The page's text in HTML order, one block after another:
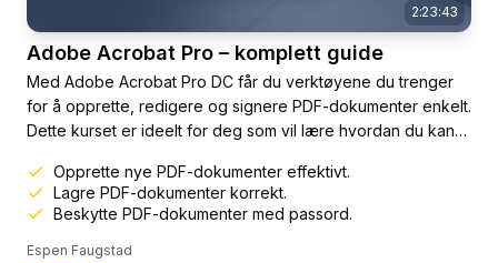
2:23:43
Adobe Acrobat Pro – komplett guide
Med Adobe Acrobat Pro DC får du verktøyene du trenger
for å opprette, redigere og signere PDF-dokumenter enkelt.
Dette kurset er ideelt for deg som vil lære hvordan du kan
grunnleggende oppgaver som å opprette et PDF-
dokument, til mer avanserte funksjoner som å redigere,
organisere og passordbeskytte PDF-filer.Kurset dekker
også hvordan du...
Opprette nye PDF-dokumenter effektivt.
Lagre PDF-dokumenter korrekt.
Beskytte PDF-dokumenter med passord.
Espen Faugstad